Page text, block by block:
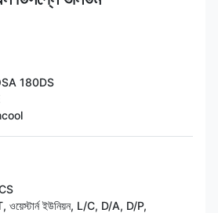
180DS
ওয়েস্টার্ন ইউনিয়ন, L/C, D/A, D/P,